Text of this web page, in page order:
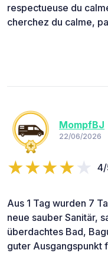
respectueuse du
cherchez du calme,
MompfBJ
22/06/2026
Aus 1 Tag wurden 7
neue sauber Sanitär,
überdachtes Bad,
guter Ausgangspunkt